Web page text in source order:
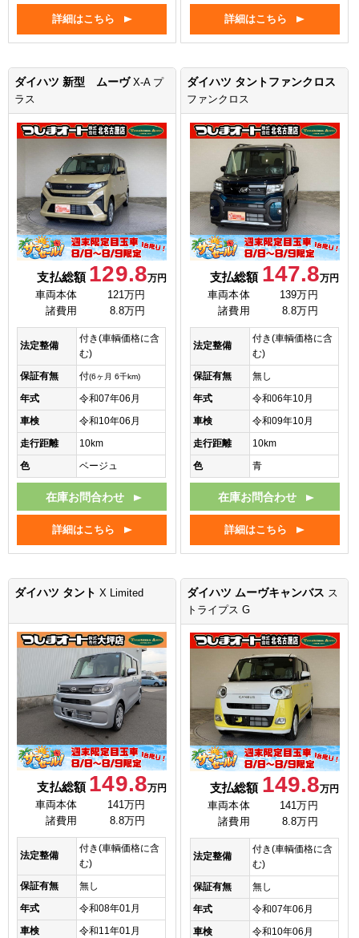
詳細はこちら 詳細はこちら
ダイハツ 新型 ムーヴ X-A プ
ラス
支払総額 129.8万円
車両本体
121万円
諸費用
8.8万円
法定整備
付き(車輌価格に含
む)
保証有無
付(6ヶ月 6千km)
年式
令和07年06月
車検
令和10年06月
走行距離
10km
色
ベージュ
在庫お問合わせ
詳細はこちら
ダイハツ タントファンクロス
ファンクロス
支払総額 147.8万円
車両本体
139万円
諸費用
8.8万円
法定整備
付き(車輌価格に含
む)
保証有無
無し
年式
令和06年10月
車検
令和09年10月
走行距離
10km
色
青
在庫お問合わせ
詳細はこちら
ダイハツ タント X Limited
支払総額 149.8万円
車両本体
141万円
諸費用
8.8万円
法定整備
付き(車輌価格に含
む)
保証有無
無し
年式
令和08年01月
車検
令和11年01月
ダイハツ ムーヴキャンバス ス
トライプス G
支払総額 149.8万円
車両本体
141万円
諸費用
8.8万円
法定整備
付き(車輌価格に含
む)
保証有無
無し
年式
令和07年06月
車検
令和10年06月